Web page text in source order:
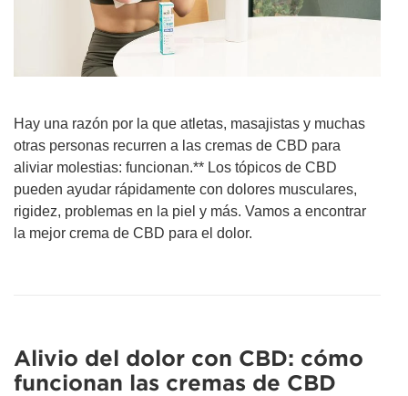
Hay una razón por la que atletas, masajistas y muchas
otras personas recurren a las cremas de CBD para
aliviar molestias: funcionan.** Los tópicos de CBD
pueden ayudar rápidamente con dolores musculares,
rigidez, problemas en la piel y más. Vamos a encontrar
la mejor crema de CBD para el dolor.
Alivio del dolor con CBD: cómo
funcionan las cremas de CBD